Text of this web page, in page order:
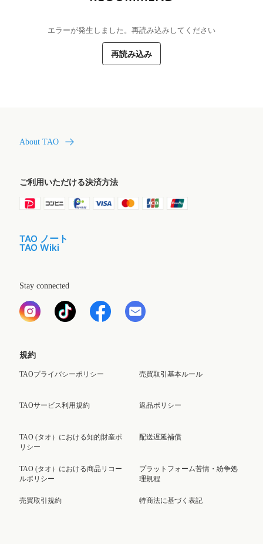
エラーが発生しました。再読み込みしてください
再読み込み
About TAO
ご利用いただける決済方法
TAO ノート
TAO Wiki
Stay connected
規約
TAOプライバシーポリシー
TAOサービス利用規約
TAO (タオ）における知的財産ポ
リシー
TAO (タオ）における商品リコー
ルポリシー
売買取引規約
売買取引基本ルール
返品ポリシー
配送遅延補償
プラットフォーム苦情・紛争処
理規程
特商法に基づく表記